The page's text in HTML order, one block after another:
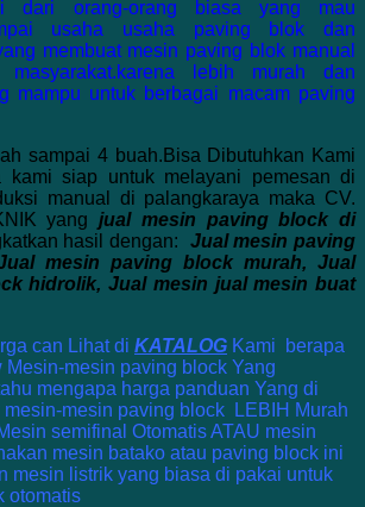
dari orang-orang biasa yang mau
usaha usaha paving blok dan
membuat mesin paving blok manual
lebih murah dan
mampu untuk berbagai macam paving
sampai 4 buah.Bisa Dibutuhkan Kami
kami siap untuk melayani pemesan di
manual di palangkaraya maka CV.
yang jual mesin paving block di
hasil dengan:
Jual mesin paving
mesin paving block murah, Jual
hidrolik, Jual mesin jual mesin buat
can Lihat di KATALOG Kami berapa
Mesin-mesin paving block Yang
mengapa harga panduan Yang di
mesin paving block LEBIH Murah
semifinal Otomatis ATAU mesin
mesin batako atau paving block ini
mesin listrik yang biasa di pakai untuk
otomatis